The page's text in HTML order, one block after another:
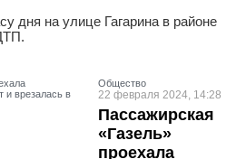
дня на улице Гагарина в районе
Общество
22 февраля 2024, 14:28
Пассажирская
«Газель»
проехала